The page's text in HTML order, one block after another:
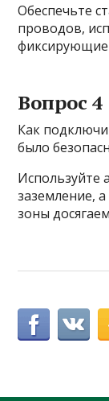
Обеспечьте
проводов,
фиксирующие
Вопрос 4
Как
было
Используйте
заземление,
зоны